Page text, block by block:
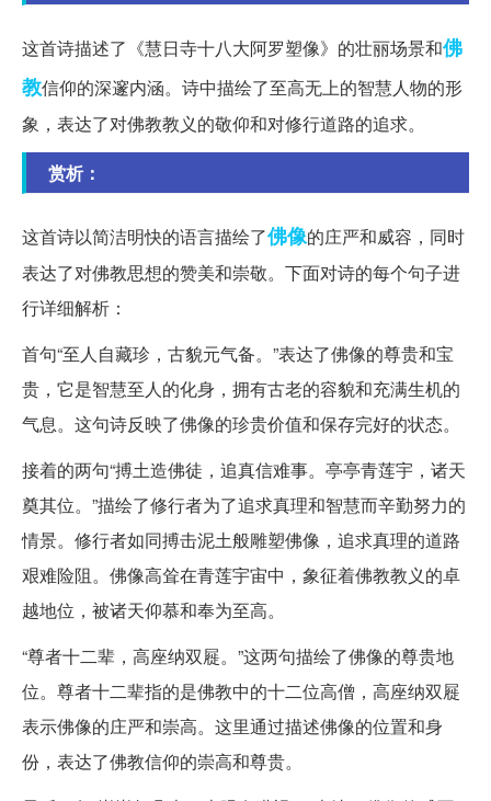
这首诗描述了《慧日寺十八大阿罗塑像》的壮丽场景和佛
教信仰的深邃内涵。诗中描绘了至高无上的智慧人物的形
象，表达了对佛教教义的敬仰和对修行道路的追求。
赏析：
这首诗以简洁明快的语言描绘了佛像的庄严和威容，同时
表达了对佛教思想的赞美和崇敬。下面对诗的每个句子进
行详细解析：
首句“至人自藏珍，古貌元气备。”表达了佛像的尊贵和宝
贵，它是智慧至人的化身，拥有古老的容貌和充满生机的
气息。这句诗反映了佛像的珍贵价值和保存完好的状态。
接着的两句“搏土造佛徒，追真信难事。亭亭青莲宇，诸天
奠其位。”描绘了修行者为了追求真理和智慧而辛勤努力的
情景。修行者如同搏击泥土般雕塑佛像，追求真理的道路
艰难险阻。佛像高耸在青莲宇宙中，象征着佛教教义的卓
越地位，被诸天仰慕和奉为至高。
“尊者十二辈，高座纳双屣。”这两句描绘了佛像的尊贵地
位。尊者十二辈指的是佛教中的十二位高僧，高座纳双屣
表示佛像的庄严和崇高。这里通过描述佛像的位置和身
份，表达了佛教信仰的崇高和尊贵。